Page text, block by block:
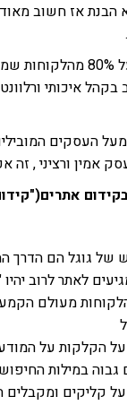
הבנת אז חשוב
מחקרים מראים
בקהל איכותי
העסקים
אמין ורציני ,
בקידום
של גוגל הם הדרך
לאתר לרוב יהיו
מעולם
הקלקות על
במילות
קליקים ומקבלים